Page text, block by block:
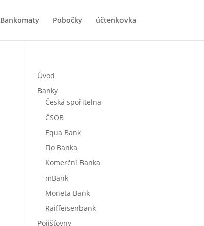
Bankomaty Pobočky účtenkovka
Úvod
Banky
Česká spořitelna
ČSOB
Equa Bank
Fio Banka
Komerční Banka
mBank
Moneta Bank
Raiffeisenbank
Pojišťovny